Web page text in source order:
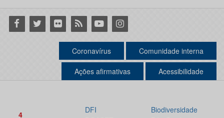
Facebook
Twitter Flickr RSS YoutubeInstagram
Coronavírus Comunidade interna
Ações afirmativas Acessibilidade
4
DFI
Biodiversidade